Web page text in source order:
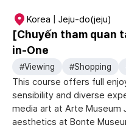
Korea | Jeju-do(jeju)
[Chuyến tham quan
in-One
#Viewing #Shopping
This course offers full
sensibility and diverse
media art at Arte Museum
aesthetics at Bonte